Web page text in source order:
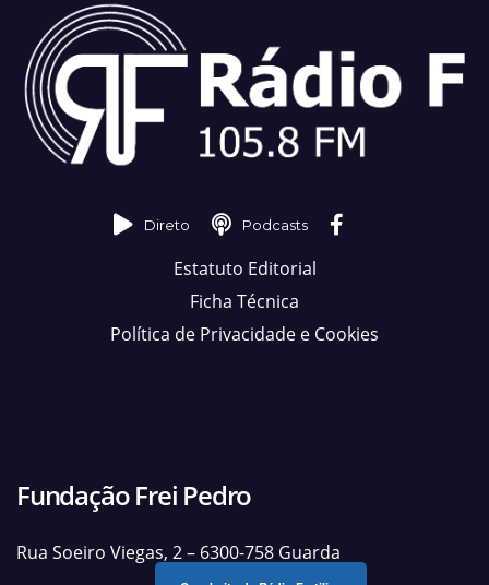
Direto Podcasts
Estatuto Editorial
Ficha Técnica
Política de Privacidade e Cookies
Fundação Frei Pedro
Rua Soeiro Viegas, 2 – 6300-758 Guarda